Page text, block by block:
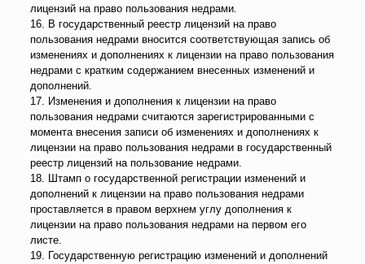
лицензий на право пользования недрами.
16. В государственный реестр лицензий на право
пользования недрами вносится соответствующая запись об
изменениях и дополнениях к лицензии на право пользования
недрами с кратким содержанием внесенных изменений и
дополнений.
17. Изменения и дополнения к лицензии на право
пользования недрами считаются зарегистрированными с
момента внесения записи об изменениях и дополнениях к
лицензии на право пользования недрами в государственный
реестр лицензий на пользование недрами.
18. Штамп о государственной регистрации изменений и
дополнений к лицензии на право пользования недрами
проставляется в правом верхнем углу дополнения к
лицензии на право пользования недрами на первом его
листе.
19. Государственную регистрацию изменений и дополнений